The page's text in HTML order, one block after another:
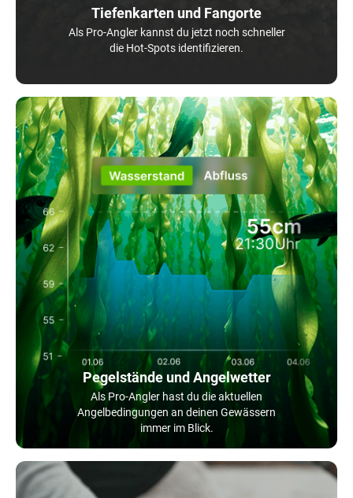
Tiefenkarten und Fangorte
Als Pro-Angler kannst du jetzt noch schneller
die Hot-Spots identifizieren.
Pegelstände und Angelwetter
Als Pro-Angler hast du die aktuellen
Angelbedingungen an deinen Gewässern
immer im Blick.